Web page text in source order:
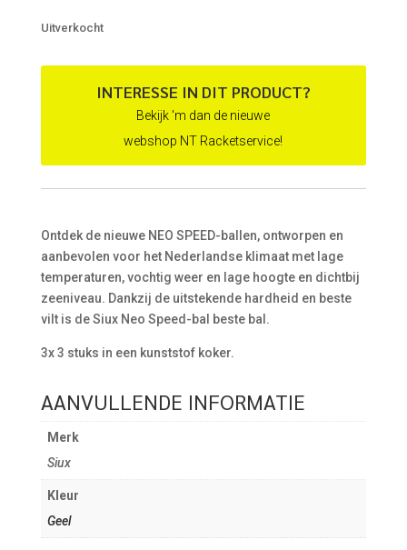
Uitverkocht
INTERESSE IN DIT PRODUCT?
Bekijk 'm dan de nieuwe
webshop NT Racketservice!
Ontdek de nieuwe NEO SPEED-ballen, ontworpen en
aanbevolen voor het Nederlandse klimaat met lage
temperaturen, vochtig weer en lage hoogte en dichtbij
zeeniveau. Dankzij de uitstekende hardheid en beste
vilt is de Siux Neo Speed-bal beste bal.
3x 3 stuks in een kunststof koker.
AANVULLENDE INFORMATIE
Merk
Siux
Kleur
Geel